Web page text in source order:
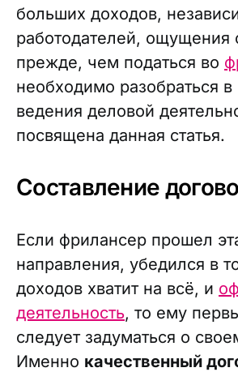
больших доходов,
работодателей, ощущения
прежде, чем податься во
необходимо разобраться в
ведения деловой
посвящена данная статья.
Составление
Если фрилансер прошел
направления, убедился в
доходов хватит на всё, и
деятельность, то ему
следует задуматься о
Именно качественный